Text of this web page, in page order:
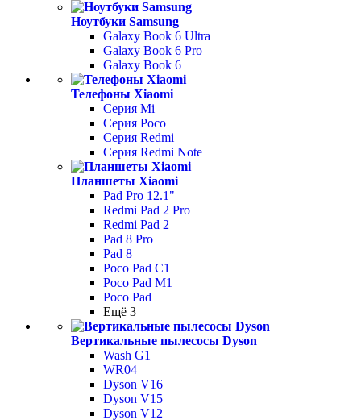
Ноутбуки Samsung
Galaxy Book 6 Ultra
Galaxy Book 6 Pro
Galaxy Book 6
Телефоны Xiaomi
Серия Mi
Серия Poco
Серия Redmi
Серия Redmi Note
Планшеты Xiaomi
Pad Pro 12.1"
Redmi Pad 2 Pro
Redmi Pad 2
Pad 8 Pro
Pad 8
Poco Pad С1
Poco Pad M1
Poco Pad
Ещё 3
Вертикальные пылесосы Dyson
Wash G1
WR04
Dyson V16
Dyson V15
Dyson V12